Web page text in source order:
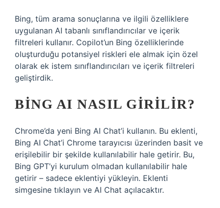
Bing, tüm arama sonuçlarına ve ilgili özelliklere
uygulanan AI tabanlı sınıflandırıcılar ve içerik
filtreleri kullanır. Copilot’un Bing özelliklerinde
oluşturduğu potansiyel riskleri ele almak için özel
olarak ek istem sınıflandırıcıları ve içerik filtreleri
geliştirdik.
BING AI NASIL GIRILIR?
Chrome’da yeni Bing AI Chat’i kullanın. Bu eklenti,
Bing AI Chat’i Chrome tarayıcısı üzerinden basit ve
erişilebilir bir şekilde kullanılabilir hale getirir. Bu,
Bing GPT’yi kurulum olmadan kullanılabilir hale
getirir – sadece eklentiyi yükleyin. Eklenti
simgesine tıklayın ve AI Chat açılacaktır.